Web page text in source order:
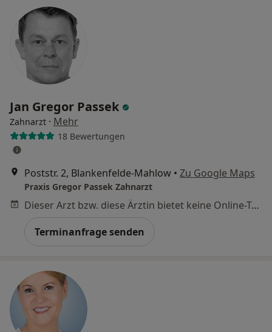
Jan Gregor Passek
Zahnarzt · Mehr
18 Bewertungen
Poststr. 2, Blankenfelde-Mahlow • Zu Google Maps
Praxis Gregor Passek Zahnarzt
Dieser Arzt bzw. diese Ärztin bietet keine Online-Terminbuchung an diesem Standort an.
Terminanfrage senden